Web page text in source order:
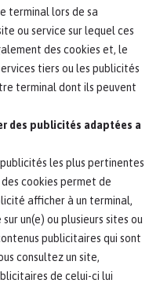
terminal lors de sa
ou service sur lequel ces
des cookies et, le
tiers ou les publicités
terminal dont ils peuvent
des publicités adaptées a
les plus pertinentes
cookies permet de
afficher à un terminal,
un(e) ou plusieurs sites ou
publicitaires qui sont
consultez un site,
de celui-ci lui